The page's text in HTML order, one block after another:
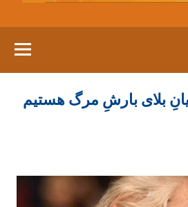
بلای بارشِ مرگ هستیم